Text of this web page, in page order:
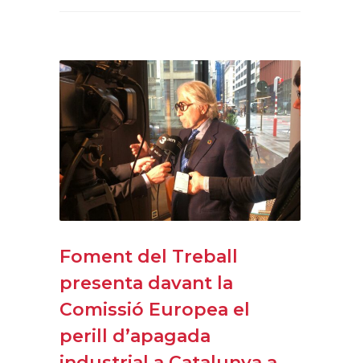
Foment del Treball
presenta davant la
Comissió Europea el
perill d’apagada